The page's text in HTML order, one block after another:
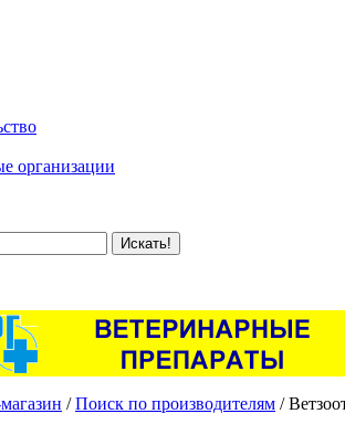
организации
/Поиск по производителям /